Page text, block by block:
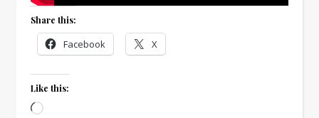
Share this:
Facebook X
Like this:
Loading…